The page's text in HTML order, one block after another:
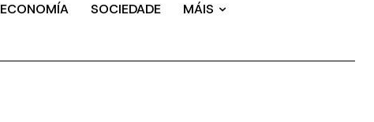
ECONOMÍA SOCIEDADE MÁIS